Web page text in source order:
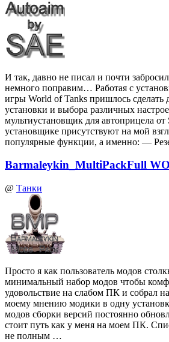
И так, давно не писал и почти
немного поправим… Работая с
игры World of Tanks пришлось сделать
установки и выбора различных
мультиустановщик для автоприцела
установщике присутствуют на мой
популярные функции, а именно: —
Barmaleykin_MultiPackFull
@ Танки
Просто я как пользователь модов
минимальный набор модов чтобы
удовольствие на слабом ПК и собрал
моему мнению модики в одну
модов сборки версий постоянно
стоит путь как у меня на моем ПК.
не полным …